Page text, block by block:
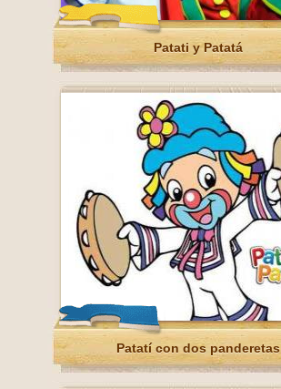
Patati y Patatá
Patatí con dos panderetas